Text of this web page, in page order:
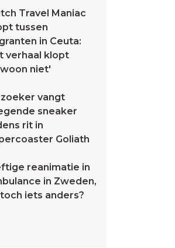
Travel Maniac
tussen
in Ceuta:
verhaal klopt
niet'
vangt
sneaker
rit in
Goliath
reanimatie in
in Zweden,
iets anders?